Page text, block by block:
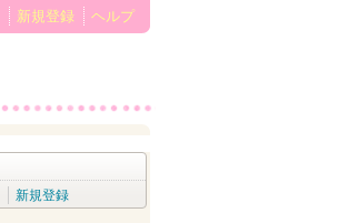
新規登録 ヘルプ
新規登録